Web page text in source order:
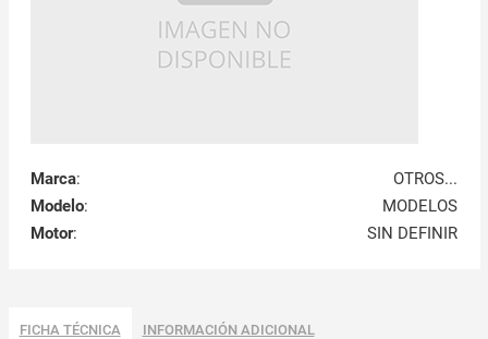
Marca:
OTROS...
Modelo:
MODELOS
Motor: SIN DEFINIR
FICHA TÉCNICA INFORMACIÓN ADICIONAL